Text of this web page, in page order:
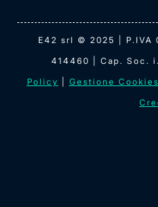
E42 srl © 2025 | P.IVA
414460 | Cap. Soc.
Policy
Gestione Cookies